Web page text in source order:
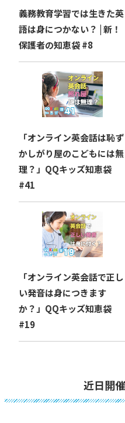
ョ
ン
義務教育学習では生きた英
語は身につかない？ | 新！
保護者の知恵袋 #8
「オンライン英会話は恥ず
かしがり屋のこどもには無
理？」QQキッズ知恵袋
#41
「オンライン英会話で正し
い発音は身につきます
か？」QQキッズ知恵袋
#19
近日開